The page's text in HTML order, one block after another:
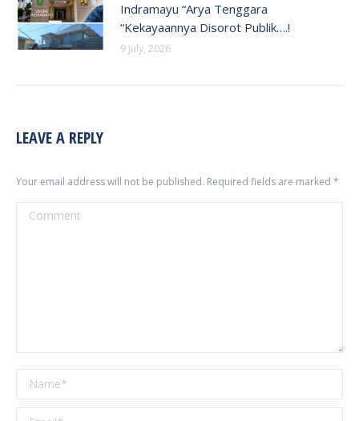
Indramayu “Arya Tenggara
“Kekayaannya Disorot Publik….!
9 July, 2026
LEAVE A REPLY
Your email address will not be published. Required fields are marked *
Comment
Name *
Email *